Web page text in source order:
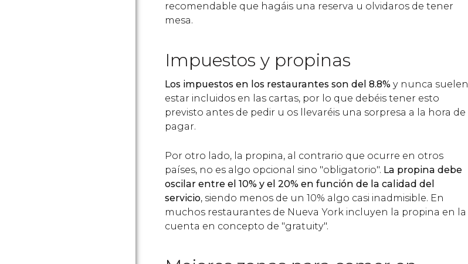
recomendable que hagáis una reserva u olvidaros de tener
mesa.
Impuestos y propinas
Los impuestos en los restaurantes son del 8.8% y nunca suelen
estar incluidos en las cartas, por lo que debéis tener esto
previsto antes de pedir u os llevaréis una sorpresa a la hora de
pagar.
Por otro lado, la propina, al contrario que ocurre en otros
países, no es algo opcional sino "obligatorio". La propina debe
oscilar entre el 10% y el 20% en función de la calidad del
servicio, siendo menos de un 10% algo casi inadmisible. En
muchos restaurantes de Nueva York incluyen la propina en la
cuenta en concepto de "gratuity".